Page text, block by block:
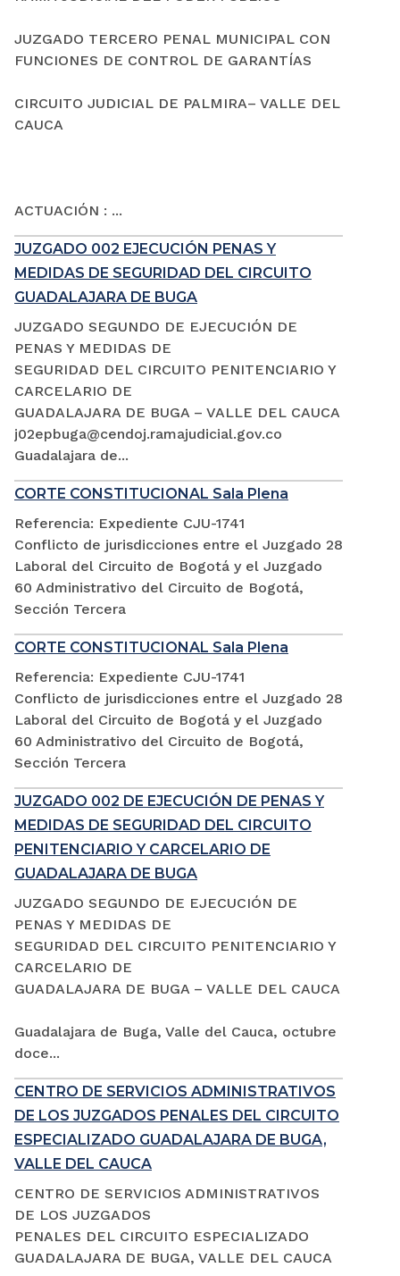
JUZGADO TERCERO PENAL MUNICIPAL CON
FUNCIONES DE CONTROL DE GARANTÍAS
CIRCUITO JUDICIAL DE PALMIRA– VALLE DEL
CAUCA
ACTUACIÓN : ...
JUZGADO 002 EJECUCIÓN PENAS Y
MEDIDAS DE SEGURIDAD DEL CIRCUITO
GUADALAJARA DE BUGA
JUZGADO SEGUNDO DE EJECUCIÓN DE
PENAS Y MEDIDAS DE
SEGURIDAD DEL CIRCUITO PENITENCIARIO Y
CARCELARIO DE
GUADALAJARA DE BUGA – VALLE DEL CAUCA
j02epbuga@cendoj.ramajudicial.gov.co
Guadalajara de...
CORTE CONSTITUCIONAL Sala Plena
Referencia: Expediente CJU-1741
Conflicto de jurisdicciones entre el Juzgado 28
Laboral del Circuito de Bogotá y el Juzgado
60 Administrativo del Circuito de Bogotá,
Sección Tercera
CORTE CONSTITUCIONAL Sala Plena
Referencia: Expediente CJU-1741
Conflicto de jurisdicciones entre el Juzgado 28
Laboral del Circuito de Bogotá y el Juzgado
60 Administrativo del Circuito de Bogotá,
Sección Tercera
JUZGADO 002 DE EJECUCIÓN DE PENAS Y
MEDIDAS DE SEGURIDAD DEL CIRCUITO
PENITENCIARIO Y CARCELARIO DE
GUADALAJARA DE BUGA
JUZGADO SEGUNDO DE EJECUCIÓN DE
PENAS Y MEDIDAS DE
SEGURIDAD DEL CIRCUITO PENITENCIARIO Y
CARCELARIO DE
GUADALAJARA DE BUGA – VALLE DEL CAUCA
Guadalajara de Buga, Valle del Cauca, octubre
doce...
CENTRO DE SERVICIOS ADMINISTRATIVOS
DE LOS JUZGADOS PENALES DEL CIRCUITO
ESPECIALIZADO GUADALAJARA DE BUGA,
VALLE DEL CAUCA
CENTRO DE SERVICIOS ADMINISTRATIVOS
DE LOS JUZGADOS
PENALES DEL CIRCUITO ESPECIALIZADO
GUADALAJARA DE BUGA, VALLE DEL CAUCA